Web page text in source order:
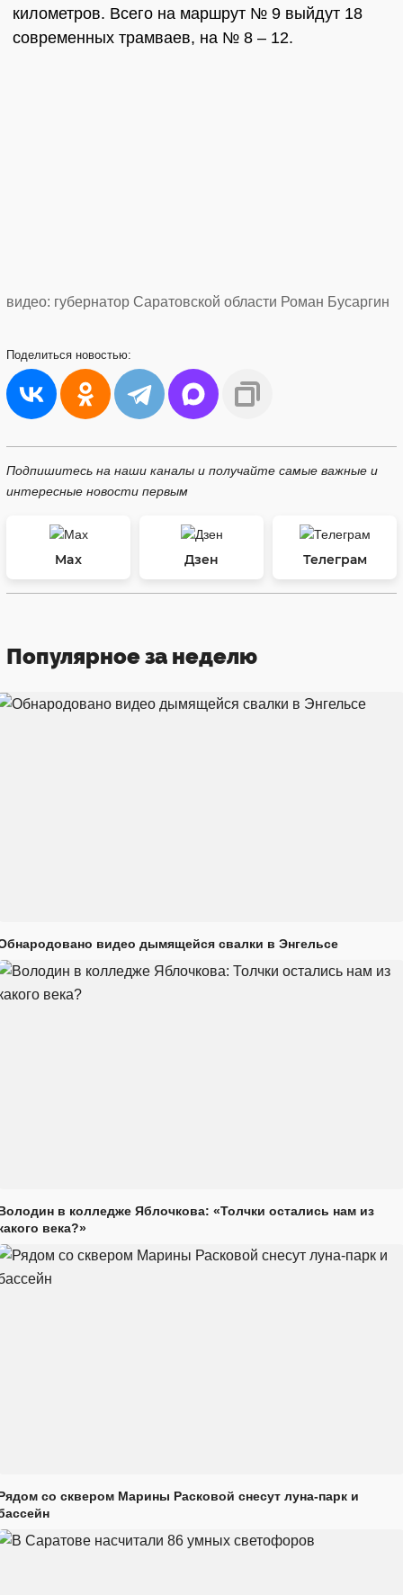
километров. Всего на маршрут № 9 выйдут 18
современных трамваев, на № 8 – 12.
видео: губернатор Саратовской области Роман Бусаргин
Поделиться новостью:
Подпишитесь на наши каналы и получайте самые важные и
интересные новости первым
Max Дзен Телеграм
Популярное за неделю
видео дымящейся свалки в Энгельсе
в колледже Яблочкова: «Толчки остались нам из
века?»
со сквером Марины Расковой снесут луна-парк и